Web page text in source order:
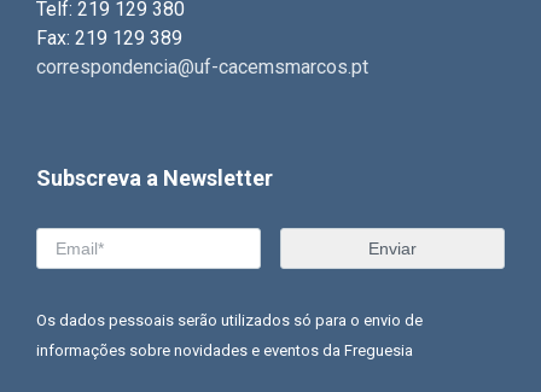
Telf: 219 129 380
Fax: 219 129 389
correspondencia@uf-cacemsmarcos.pt
Subscreva a Newsletter
Os dados pessoais serão utilizados só para o envio de
informações sobre novidades e eventos da Freguesia